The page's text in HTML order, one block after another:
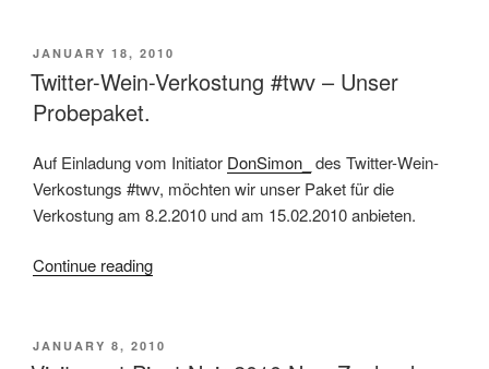
der
Osteria
POSTED
ON
JANUARY 18, 2010
Twitter-Wein-Verkostung #twv – Unser
Probepaket.
Auf Einladung vom Initiator DonSimon_ des Twitter-Wein-
Verkostungs #twv, möchten wir unser Paket für die
Verkostung am 8.2.2010 und am 15.02.2010 anbieten.
Continue reading
#twv
POSTED
ON
JANUARY 8, 2010